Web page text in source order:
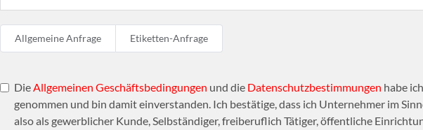
Allgemeine Anfrage Etiketten-Anfrage
DieAllgemeinen Geschäftsbedingungen und die Datenschutzbestimmungen habe
genommen und bin damit einverstanden. Ich bestätige, dass ich Unternehmer im
also als gewerblicher Kunde, Selbständiger, freiberuflich Tätiger, öffentliche